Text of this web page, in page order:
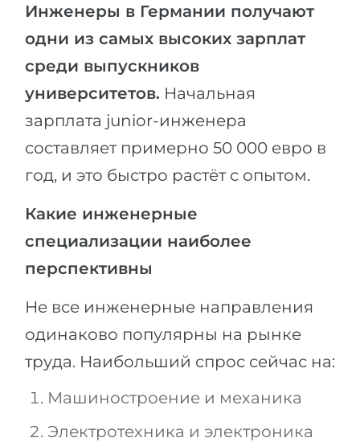
Инженеры в Германии получают
одни из самых высоких зарплат
среди выпускников
университетов. Начальная
зарплата junior-инженера
составляет примерно 50 000 евро в
год, и это быстро растёт с опытом.
Какие инженерные
специализации наиболее
перспективны
Не все инженерные направления
одинаково популярны на рынке
труда. Наибольший спрос сейчас на:
Машиностроение и механика
Электротехника и электроника